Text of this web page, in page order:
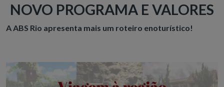
NOVO PROGRAMA E VALORES
A ABS Rio apresenta mais um roteiro enoturístico!